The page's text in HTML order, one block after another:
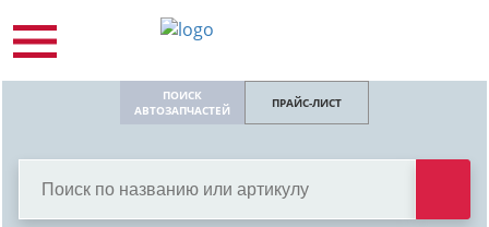
ПОИСК
АВТОЗАПЧАСТЕЙ
ПРАЙС-ЛИСТ